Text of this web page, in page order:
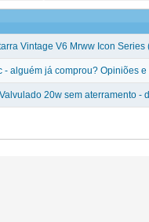
Vintage V6 Mrww Icon Series
- alguém já comprou? Opiniões
20w sem aterramento -